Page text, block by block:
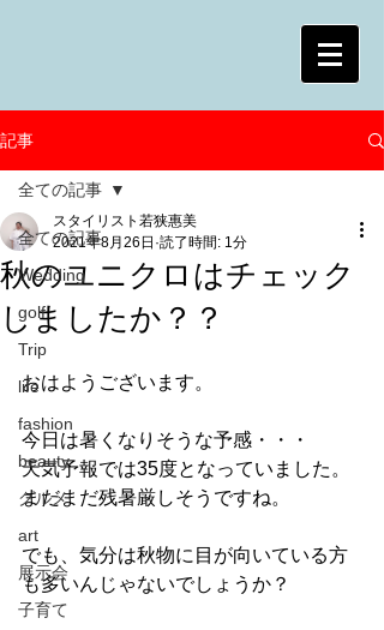
記事
全ての記事
Wedding
golf
Trip
life
fashion
beauty
グルメ
art
展示会
子育て
全ての記事
秋のユニクロはチェック
しましたか？？
スタイリスト若狭惠美
2021年8月26日 読了時間: 1分
おはようございます。
今日は暑くなりそうな予感・・・
天気予報では35度となっていました。
まだまだ残暑厳しそうですね。
でも、気分は秋物に目が向いている方
も多いんじゃないでしょうか？